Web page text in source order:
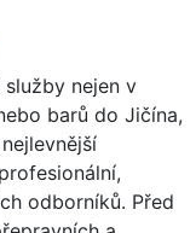
nejen v
barů do Jičína,
odborníků. Před